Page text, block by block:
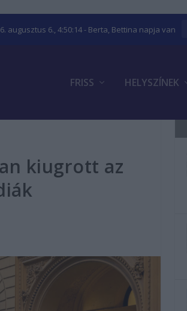
augusztus 6., 4:50:15- Berta, Bettina napja van
FRISS HELYSZÍNEK
kiugrott az